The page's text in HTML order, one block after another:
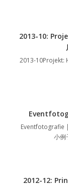
2013-10:
2013-10Projekt:
Eventfotografie
小
2012-12: